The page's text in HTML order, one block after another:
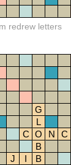
redrew letters
G
L
C O N C
B
J I B